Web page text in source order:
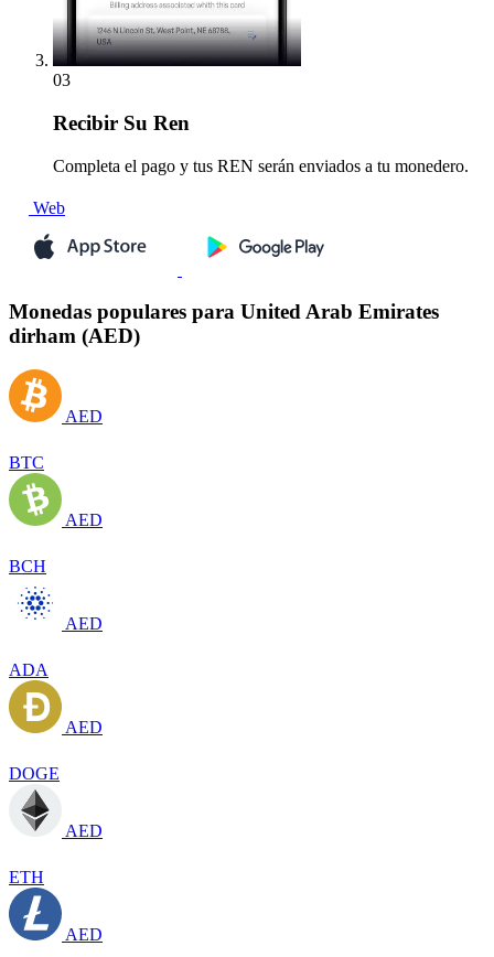
03
Recibir Su Ren
Completa el pago y tus REN serán enviados a tu monedero.
Web
Monedas populares para United Arab Emirates
dirham (AED)
AED
BTC
AED
BCH
AED
ADA
AED
DOGE
AED
ETH
AED